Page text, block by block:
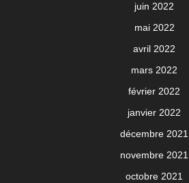
juin 2022
mai 2022
avril 2022
mars 2022
février 2022
janvier 2022
décembre 2021
novembre 2021
octobre 2021